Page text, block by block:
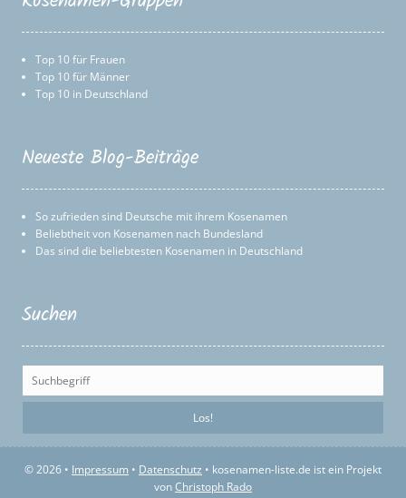
Top 10 für Frauen
Top 10 für Männer
Top 10 in Deutschland
Neueste Blog-Beiträge
So zufrieden sind Deutsche mit ihrem Kosenamen
Beliebtheit von Kosenamen nach Bundesland
Das sind die beliebtesten Kosenamen in Deutschland
Suchen
© 2026 • Impressum • Datenschutz • kosenamen-liste.de ist ein Projekt
vonChristoph Rado